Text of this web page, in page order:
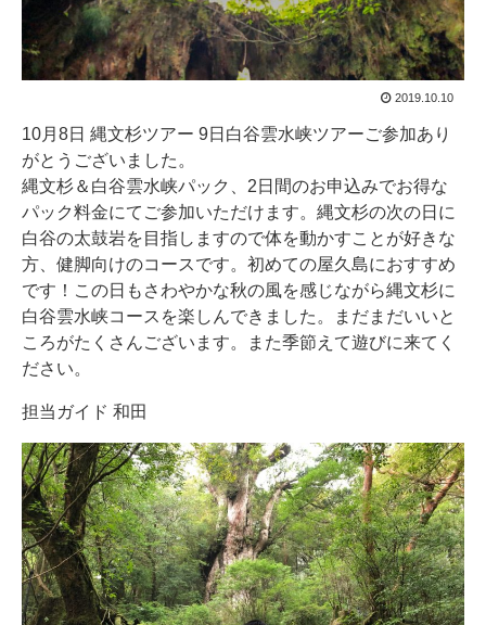
2019.10.10
10月8日 縄文杉ツアー 9日白谷雲水峡ツアーご参加あり
がとうございました。
縄文杉＆白谷雲水峡パック、2日間のお申込みでお得な
パック料金にてご参加いただけます。縄文杉の次の日に
白谷の太鼓岩を目指しますので体を動かすことが好きな
方、健脚向けのコースです。初めての屋久島におすすめ
です！この日もさわやかな秋の風を感じながら縄文杉に
白谷雲水峡コースを楽しんできました。まだまだいいと
ころがたくさんございます。また季節えて遊びに来てく
ださい。
担当ガイド 和田